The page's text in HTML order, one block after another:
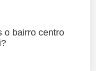
o bairro centro